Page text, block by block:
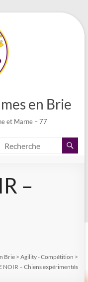
en Brie
et Marne – 77
–
Brie >Agility - Compétition >
NOIR – Chiens expérimentés